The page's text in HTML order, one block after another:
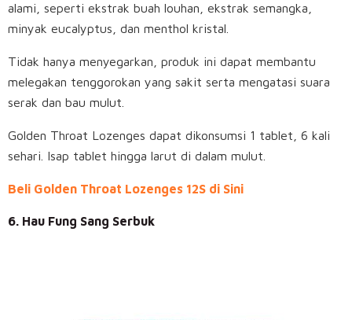
alami, seperti ekstrak buah louhan, ekstrak semangka,
minyak eucalyptus, dan menthol kristal.
Tidak hanya menyegarkan, produk ini dapat membantu
melegakan tenggorokan yang sakit serta mengatasi suara
serak dan bau mulut.
Golden Throat Lozenges dapat dikonsumsi 1 tablet, 6 kali
sehari. Isap tablet hingga larut di dalam mulut.
Beli Golden Throat Lozenges 12S di Sini
6. Hau Fung Sang Serbuk